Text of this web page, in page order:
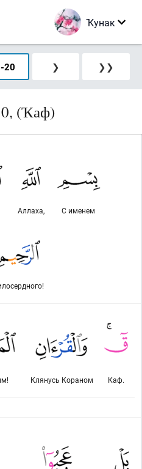
Ҡунак
-20 ❯ ❯❯
(Ҡаф)
С именем
Аллаха,
Каф.
Клянусь Кораном